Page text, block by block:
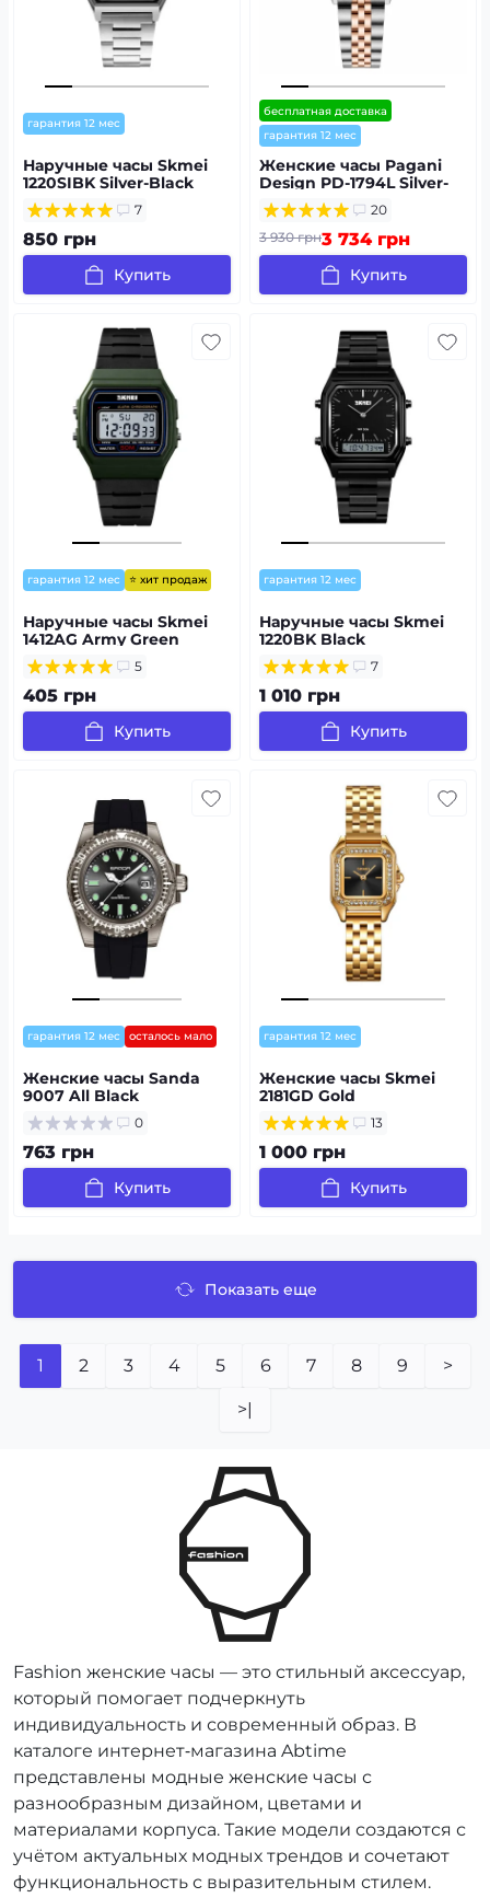
гарантия 12 мес
Наручные часы Skmei
1220SIBK Silver-Black
7
850 грн
Купить
бесплатная доставка
гарантия 12 мес
Женские часы Pagani
Design PD-1794L Silver-
Rose Gold-Blue
20
3 930 грн3 734 грн
Купить
гарантия 12 мес ⭐ хит продаж
Наручные часы Skmei
1412AG Army Green
5
405 грн
Купить
гарантия 12 мес
Наручные часы Skmei
1220BK Black
7
1 010 грн
Купить
гарантия 12 мес осталось мало
Женские часы Sanda
9007 All Black
0
763 грн
Купить
гарантия 12 мес
Женские часы Skmei
2181GD Gold
13
1 000 грн
Купить
Показать еще
1 2 3 4 5 6 7 8 9 >
>|
Fashion женские часы — это стильный аксессуар,
который помогает подчеркнуть
индивидуальность и современный образ. В
каталоге интернет‑магазина Abtime
представлены модные женские часы с
разнообразным дизайном, цветами и
материалами корпуса. Такие модели создаются с
учётом актуальных модных трендов и сочетают
функциональность с выразительным стилем.